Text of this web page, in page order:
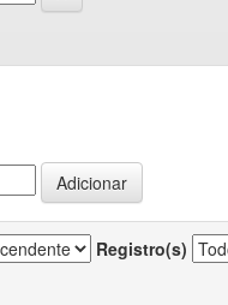
Registro(s)